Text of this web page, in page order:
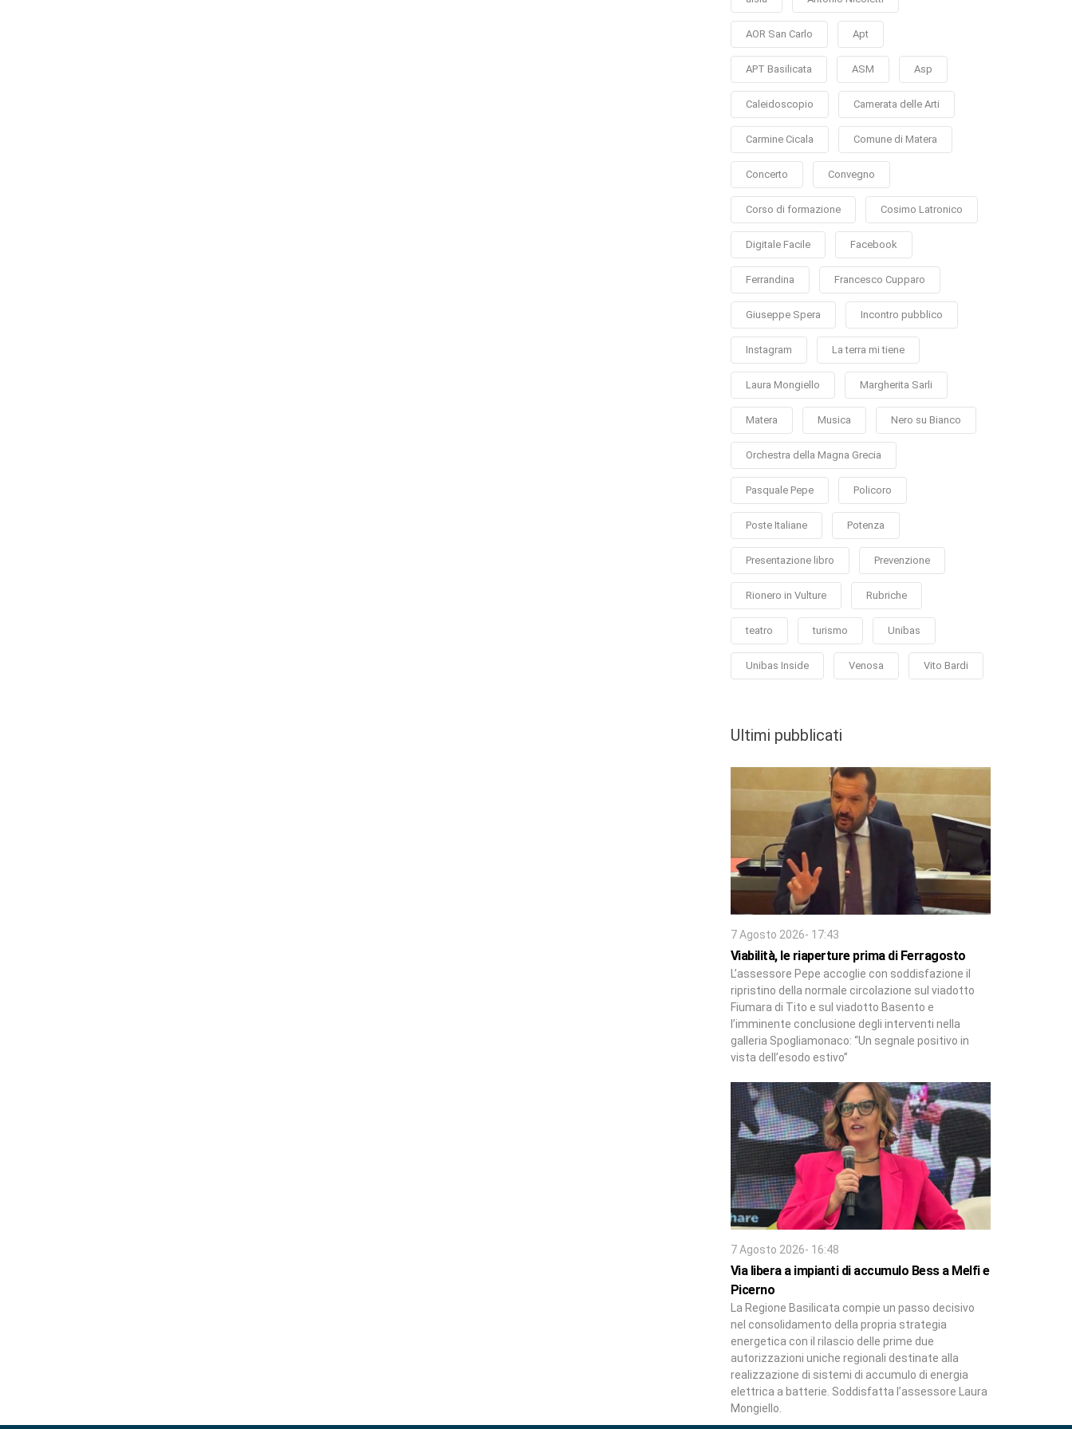
AOR San Carlo Apt
APT Basilicata ASM Asp
Caleidoscopio Camerata delle Arti
Carmine Cicala Comune di Matera
Concerto Convegno
Corso di formazione Cosimo Latronico
Digitale Facile Facebook
Ferrandina Francesco Cupparo
Giuseppe Spera Incontro pubblico
Instagram La terra mi tiene
Laura Mongiello Margherita Sarli
Matera Musica Nero su Bianco
Orchestra della Magna Grecia
Pasquale Pepe Policoro
Poste Italiane Potenza
Presentazione libro Prevenzione
Rionero in Vulture Rubriche
teatro turismo Unibas
Unibas Inside Venosa Vito Bardi
Ultimi pubblicati
7 Agosto 2026- 17:43
Viabilità, le riaperture prima di Ferragosto
L’assessore Pepe accoglie con soddisfazione il
ripristino della normale circolazione sul viadotto
Fiumara di Tito e sul viadotto Basento e
l’imminente conclusione degli interventi nella
galleria Spogliamonaco: “Un segnale positivo in
vista dell’esodo estivo”
7 Agosto 2026- 16:48
Via libera a impianti di accumulo Bess a Melfi e
Picerno
La Regione Basilicata compie un passo decisivo
nel consolidamento della propria strategia
energetica con il rilascio delle prime due
autorizzazioni uniche regionali destinate alla
realizzazione di sistemi di accumulo di energia
elettrica a batterie. Soddisfatta l’assessore Laura
Mongiello.